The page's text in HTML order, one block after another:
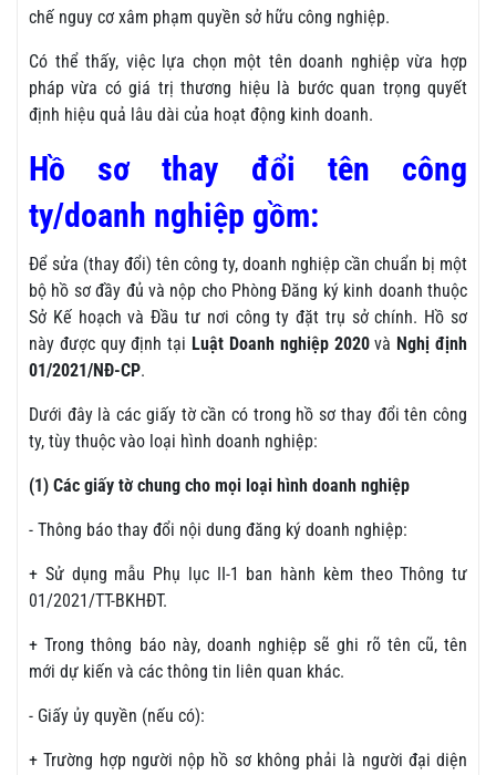
chế nguy cơ xâm phạm quyền sở hữu công nghiệp.
Có thể thấy, việc lựa chọn một tên doanh nghiệp vừa hợp
pháp vừa có giá trị thương hiệu là bước quan trọng quyết
định hiệu quả lâu dài của hoạt động kinh doanh.
Hồ sơ thay đổi tên công
ty/doanh nghiệp gồm:
Để sửa (thay đổi) tên công ty, doanh nghiệp cần chuẩn bị một
bộ hồ sơ đầy đủ và nộp cho Phòng Đăng ký kinh doanh thuộc
Sở Kế hoạch và Đầu tư nơi công ty đặt trụ sở chính. Hồ sơ
này được quy định tại Luật Doanh nghiệp 2020và Nghị định
01/2021/NĐ-CP.
Dưới đây là các giấy tờ cần có trong hồ sơ thay đổi tên công
ty, tùy thuộc vào loại hình doanh nghiệp:
(1) Các giấy tờ chung cho mọi loại hình doanh nghiệp
- Thông báo thay đổi nội dung đăng ký doanh nghiệp:
+ Sử dụng mẫu Phụ lục II-1 ban hành kèm theo Thông tư
01/2021/TT-BKHĐT.
+ Trong thông báo này, doanh nghiệp sẽ ghi rõ tên cũ, tên
mới dự kiến và các thông tin liên quan khác.
- Giấy ủy quyền (nếu có):
+ Trường hợp người nộp hồ sơ không phải là người đại diện